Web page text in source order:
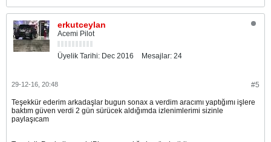
erkutceylan
Acemi Pilot
Üyelik Tarihi: Dec 2016 Mesajlar: 24
#5
29-12-16, 20:48
Teşekkür ederim arkadaşlar bugun sonax a verdim aracımı yaptığımı işlere
baktım güven verdi 2 gün sürücek aldığımda izlenimlerimi sizinle
paylaşıcam